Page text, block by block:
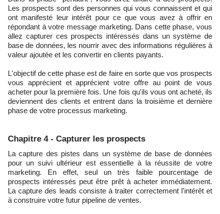
Les prospects sont des personnes qui vous connaissent et qui
ont manifesté leur intérêt pour ce que vous avez à offrir en
répondant à votre message marketing. Dans cette phase, vous
allez capturer ces prospects intéressés dans un système de
base de données, les nourrir avec des informations régulières à
valeur ajoutée et les convertir en clients payants.
L'objectif de cette phase est de faire en sorte que vos prospects
vous apprécient et apprécient votre offre au point de vous
acheter pour la première fois. Une fois qu'ils vous ont acheté, ils
deviennent des clients et entrent dans la troisième et dernière
phase de votre processus marketing.
Chapitre 4 - Capturer les prospects
La capture des pistes dans un système de base de données
pour un suivi ultérieur est essentielle à la réussite de votre
marketing. En effet, seul un très faible pourcentage de
prospects intéressés peut être prêt à acheter immédiatement.
La capture des leads consiste à traiter correctement l'intérêt et
à construire votre futur pipeline de ventes.